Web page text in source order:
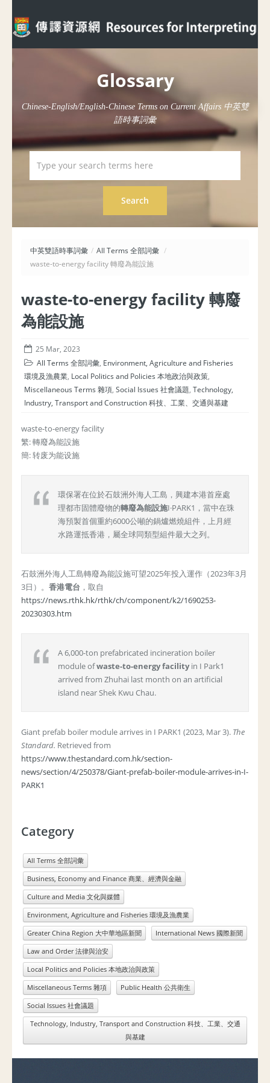
Glossary
Chinese-English/English-Chinese Terms on Current Affairs 中英雙
語時事詞彙
中英雙語時事詞彙 / All Terms 全部詞彙 /
waste-to-energy facility 轉廢為能設施
waste-to-energy facility 轉廢
為能設施
25 Mar, 2023
All Terms 全部詞彙, Environment, Agriculture and Fisheries
環境及漁農業, Local Politics and Policies 本地政治與政策,
Miscellaneous Terms 雜項, Social Issues 社會議題, Technology,
Industry, Transport and Construction 科技、工業、交通與基建
waste-to-energy facility
繁: 轉廢為能設施
簡: 转废为能设施
環保署在位於石鼓洲外海人工島，興建本港首座處
理都市固體廢物的轉廢為能設施I·PARK1，當中在珠
海預製首個重約6000公噸的鍋爐燃燒組件，上月經
水路運抵香港，屬全球同類型組件最大之列。
石鼓洲外海人工島轉廢為能設施可望2025年投入運作（2023年3月
3日）。 香港電台 ，取自
https://news.rthk.hk/rthk/ch/component/k2/1690253-
20230303.htm
A 6,000-ton prefabricated incineration boiler
module ofwaste-to-energy facilityin I Park1
arrived from Zhuhai last month on an artificial
island near Shek Kwu Chau.
Giant prefab boiler module arrives in I PARK1 (2023, Mar 3). The
Standard. Retrieved from
https://www.thestandard.com.hk/section-
news/section/4/250378/Giant-prefab-boiler-module-arrives-in-I-
PARK1
Category
All Terms 全部詞彙
Business, Economy and Finance 商業、經濟與金融
Culture and Media 文化與媒體
Environment, Agriculture and Fisheries 環境及漁農業
Greater China Region 大中華地區新聞
International News 國際新聞
Law and Order 法律與治安
Local Politics and Policies 本地政治與政策
Miscellaneous Terms 雜項
Public Health 公共衛生
Social Issues 社會議題
Technology, Industry, Transport and Construction 科技、工業、交通
與基建